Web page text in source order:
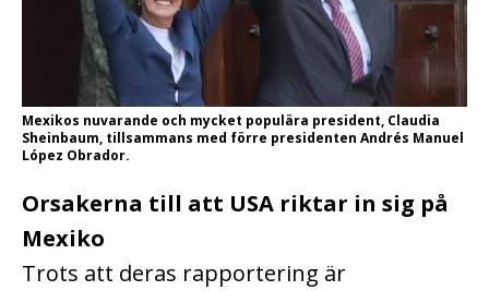
Mexikos nuvarande och mycket populära president, Claudia
Sheinbaum, tillsammans med förre presidenten Andrés Manuel
López Obrador.
Orsakerna till att USA riktar in sig på
Mexiko
Trots att deras rapportering är